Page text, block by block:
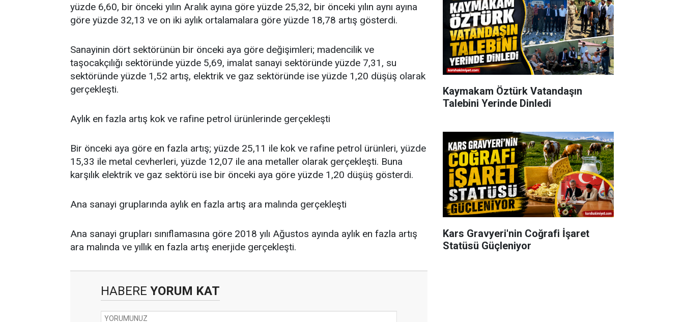
yüzde 6,60, bir önceki yılın Aralık ayına göre yüzde 25,32, bir önceki yılın aynı ayına
göre yüzde 32,13 ve on iki aylık ortalamalara göre yüzde 18,78 artış gösterdi.
Sanayinin dört sektörünün bir önceki aya göre değişimleri; madencilik ve
taşocakçılığı sektöründe yüzde 5,69, imalat sanayi sektöründe yüzde 7,31, su
sektöründe yüzde 1,52 artış, elektrik ve gaz sektöründe ise yüzde 1,20 düşüş olarak
gerçekleşti.
Aylık en fazla artış kok ve rafine petrol ürünlerinde gerçekleşti
Bir önceki aya göre en fazla artış; yüzde 25,11 ile kok ve rafine petrol ürünleri, yüzde
15,33 ile metal cevherleri, yüzde 12,07 ile ana metaller olarak gerçekleşti. Buna
karşılık elektrik ve gaz sektörü ise bir önceki aya göre yüzde 1,20 düşüş gösterdi.
Ana sanayi gruplarında aylık en fazla artış ara malında gerçekleşti
Ana sanayi grupları sınıflamasına göre 2018 yılı Ağustos ayında aylık en fazla artış
ara malında ve yıllık en fazla artış enerjide gerçekleşti.
HABERE YORUM KAT
Kaymakam Öztürk Vatandaşın
Talebini Yerinde Dinledi
Kars Gravyeri'nin Coğrafi İşaret
Statüsü Güçleniyor